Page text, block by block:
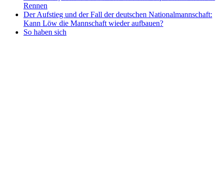
Rennen
Der Aufstieg und der Fall der deutschen Nationalmannschaft:
Kann Löw die Mannschaft wieder aufbauen?
So haben sich